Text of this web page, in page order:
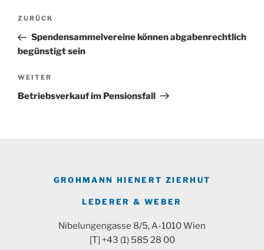
Beitragsnavigation
Vorheriger
Beitrag
ZURÜCK
Spendensammelvereine können abgabenrechtlich
begünstigt sein
Nächster
Beitrag
WEITER
Betriebsverkauf im Pensionsfall
GROHMANN HIENERT ZIERHUT
LEDERER & WEBER
Nibelungengasse 8/5, A-1010 Wien
[T] +43 (1) 585 28 00